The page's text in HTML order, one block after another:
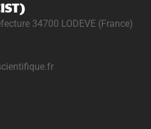
34700 LODEVE (France)